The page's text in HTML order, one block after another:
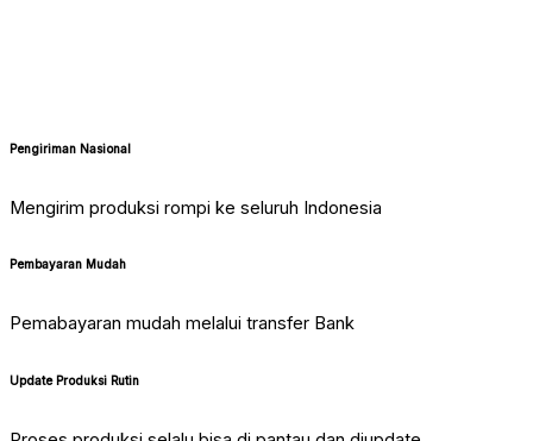
Pengiriman Nasional
Mengirim produksi rompi ke seluruh Indonesia
Pembayaran Mudah
Pemabayaran mudah melalui transfer Bank
Update Produksi Rutin